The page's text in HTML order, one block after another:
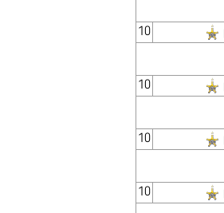
10
10
10
10